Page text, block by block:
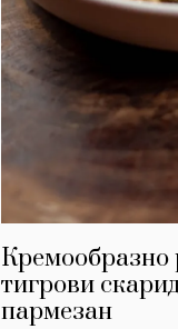
Кремообразно
тигрови
пармезан